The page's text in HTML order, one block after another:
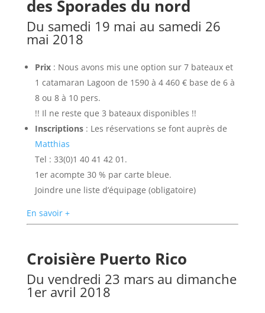
des Sporades du nord
Du samedi 19 mai au samedi 26
mai 2018
Prix: Nous avons mis une option sur 7 bateaux et
1 catamaran Lagoon de 1590 à 4 460 € base de 6 à
8 ou 8 à 10 pers.
!! Il ne reste que 3 bateaux disponibles !!
Inscriptions: Les réservations se font auprès de
Matthias
Tel : 33(0)1 40 41 42 01.
1er acompte 30 % par carte bleue.
Joindre une liste d’équipage (obligatoire)
En savoir +
Croisière Puerto Rico
Du vendredi 23 mars au dimanche
1er avril 2018